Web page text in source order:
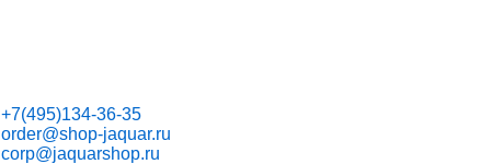
+7(495)134-36-35
order@shop-jaquar.ru
corp@jaquarshop.ru